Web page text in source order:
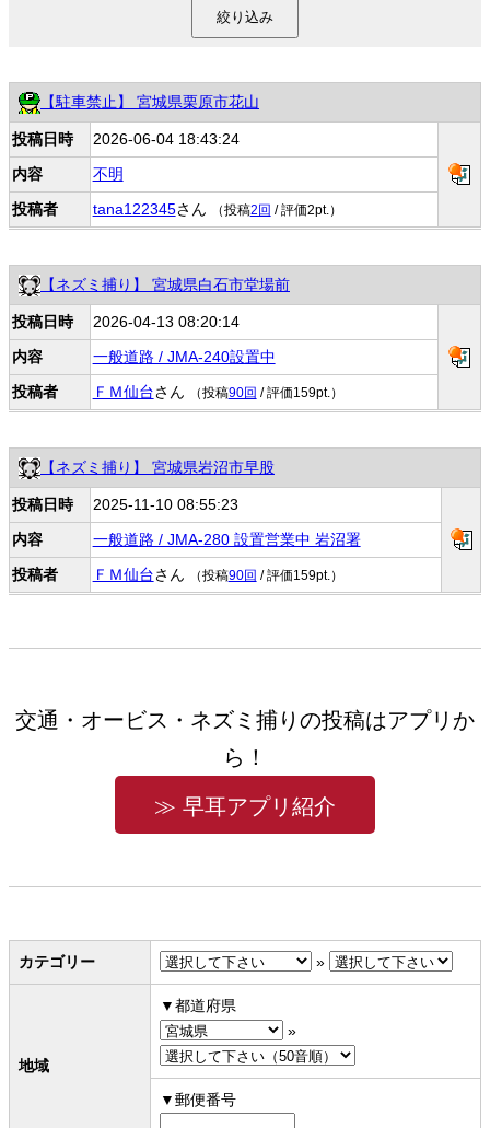
【駐車禁止】 宮城県栗原市花山
投稿日時
2026-06-04 18:43:24
内容
不明
投稿者
tana122345さん （投稿2回 / 評価2pt.）
【ネズミ捕り】 宮城県白石市堂場前
投稿日時
2026-04-13 08:20:14
内容
一般道路 / JMA-240設置中
投稿者
ＦＭ仙台さん （投稿90回 / 評価159pt.）
【ネズミ捕り】 宮城県岩沼市早股
投稿日時
2025-11-10 08:55:23
内容
一般道路 / JMA-280 設置営業中 岩沼署
投稿者
ＦＭ仙台さん （投稿90回 / 評価159pt.）
交通・オービス・ネズミ捕りの投稿はアプリか
ら！
≫ 早耳アプリ紹介
カテゴリー »
地域
都道府県
»
郵便番号